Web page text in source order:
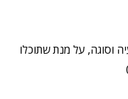
וסוגה, על מנת שתוכלו